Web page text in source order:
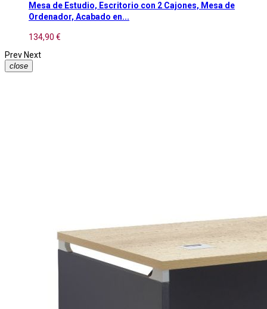
Mesa de Estudio, Escritorio con 2 Cajones, Mesa de
Ordenador, Acabado en...
134,90 €
Prev Next
close